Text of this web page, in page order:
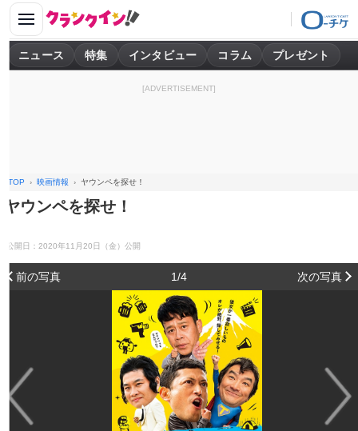
ニュース 特集 インタビュー コラム プレゼント
[ADVERTISEMENT]
TOP 映画情報 ヤウンペを探せ！
ヤウンペを探せ！
公開日：2020年11月20日（金）公開
前の写真 1/4 次の写真